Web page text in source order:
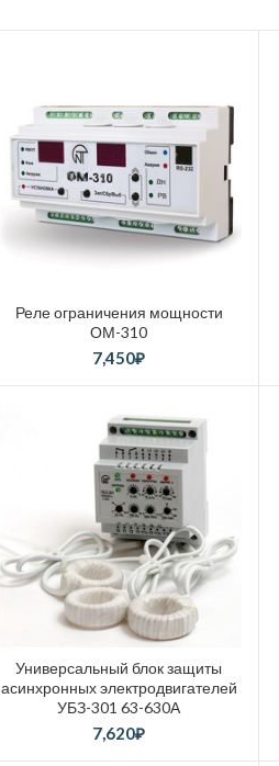
Реле ограничения мощности
ОМ-310
7,450₽
Универсальный блок защиты
асинхронных электродвигателей
УБЗ-301 63-630А
7,620₽